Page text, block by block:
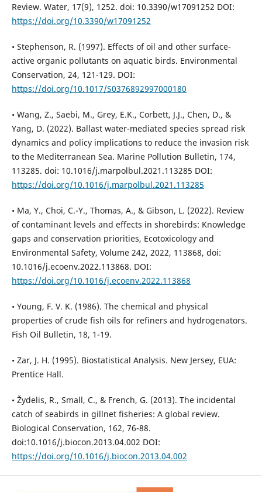
Review. Water, 17(9), 1252. doi: 10.3390/w17091252 DOI:
https://doi.org/10.3390/w17091252
• Stephenson, R. (1997). Effects of oil and other surface-
active organic pollutants on aquatic birds. Environmental
Conservation, 24, 121-129. DOI:
https://doi.org/10.1017/S0376892997000180
• Wang, Z., Saebi, M., Grey, E.K., Corbett, J.J., Chen, D., &
Yang, D. (2022). Ballast water-mediated species spread risk
dynamics and policy implications to reduce the invasion risk
to the Mediterranean Sea. Marine Pollution Bulletin, 174,
113285. doi: 10.1016/j.marpolbul.2021.113285 DOI:
https://doi.org/10.1016/j.marpolbul.2021.113285
• Ma, Y., Choi, C.-Y., Thomas, A., & Gibson, L. (2022). Review
of contaminant levels and effects in shorebirds: Knowledge
gaps and conservation priorities, Ecotoxicology and
Environmental Safety, Volume 242, 2022, 113868, doi:
10.1016/j.ecoenv.2022.113868. DOI:
https://doi.org/10.1016/j.ecoenv.2022.113868
• Young, F. V. K. (1986). The chemical and physical
properties of crude fish oils for refiners and hydrogenators.
Fish Oil Bulletin, 18, 1-19.
• Zar, J. H. (1995). Biostatistical Analysis. New Jersey, EUA:
Prentice Hall.
• Žydelis, R., Small, C., & French, G. (2013). The incidental
catch of seabirds in gillnet fisheries: A global review.
Biological Conservation, 162, 76-88.
doi:10.1016/j.biocon.2013.04.002 DOI:
https://doi.org/10.1016/j.biocon.2013.04.002